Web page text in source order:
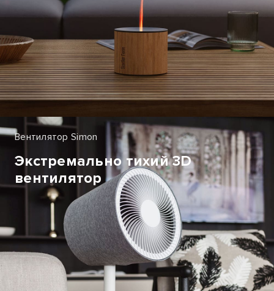
Вентилятор Simon
Экстремально тихий 3D
вентилятор